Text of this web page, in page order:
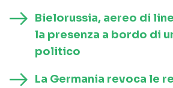
Bielorussia, aereo di
la presenza a bordo di
politico
La Germania revoca le